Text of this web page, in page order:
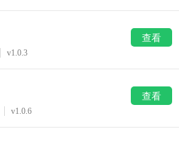
v1.0.3
查看
v1.0.6
查看